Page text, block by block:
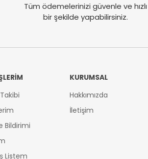
Tüm ödemelerinizi güvenle ve hızlı
bir şekilde yapabilirsiniz.
Bildirimi
Listem
KURUMSAL
Hakkımızda
İletişim